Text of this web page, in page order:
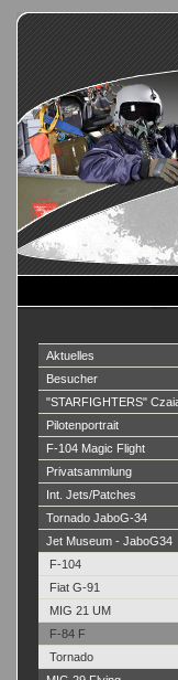
Aktuelles
Besucher
"STARFIGHTERS"
Pilotenportrait
F-104 Magic Flight
Privatsammlung
Int. Jets/Patches
Tornado JaboG-34
Jet Museum - JaboG34
F-104
Fiat G-91
MIG 21 UM
F-84 F
Tornado